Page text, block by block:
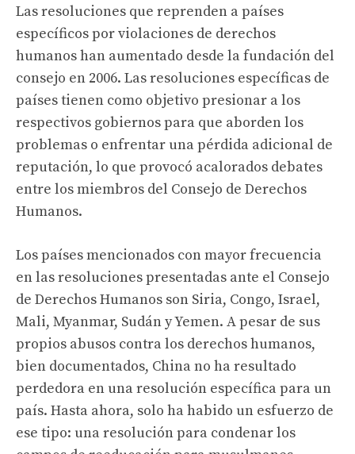
Las resoluciones que reprenden a países
específicos por violaciones de derechos
humanos han aumentado desde la fundación del
consejo en 2006. Las resoluciones específicas de
países tienen como objetivo presionar a los
respectivos gobiernos para que aborden los
problemas o enfrentar una pérdida adicional de
reputación, lo que provocó acalorados debates
entre los miembros del Consejo de Derechos
Humanos.
Los países mencionados con mayor frecuencia
en las resoluciones presentadas ante el Consejo
de Derechos Humanos son Siria, Congo, Israel,
Mali, Myanmar, Sudán y Yemen. A pesar de sus
propios abusos contra los derechos humanos,
bien documentados, China no ha resultado
perdedora en una resolución específica para un
país. Hasta ahora, solo ha habido un esfuerzo de
ese tipo: una resolución para condenar los